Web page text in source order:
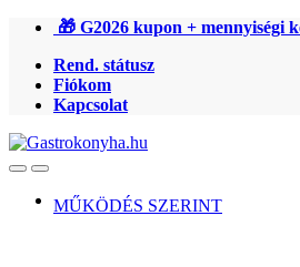
Ugrás
navigációhoz
Ugrás
tartalomra
🎁 G2026 kupon + mennyiségi
Rend. státusz
Fiókom
Kapcsolat
OpenClose
MŰKÖDÉS SZERINT